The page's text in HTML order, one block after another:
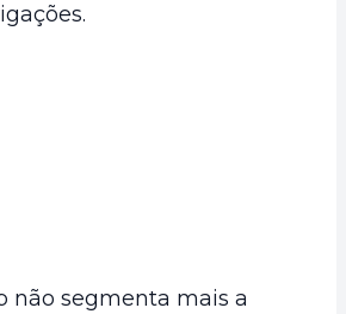
não segmenta mais a